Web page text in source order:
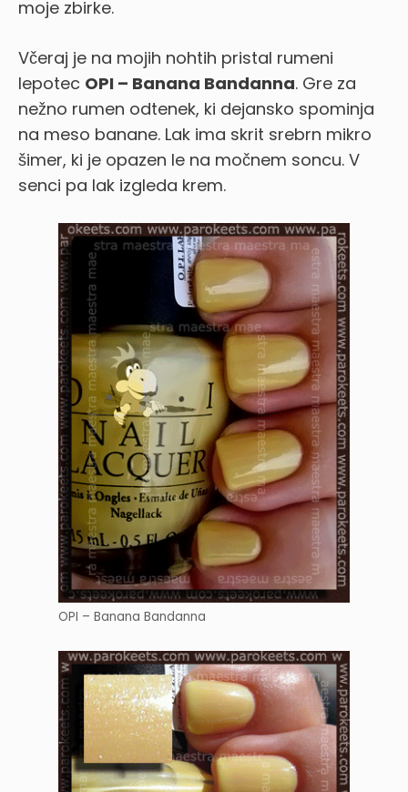
moje zbirke.
Včeraj je na mojih nohtih pristal rumeni
lepotec OPI – Banana Bandanna. Gre za
nežno rumen odtenek, ki dejansko spominja
na meso banane. Lak ima skrit srebrn mikro
šimer, ki je opazen le na močnem soncu. V
senci pa lak izgleda krem.
OPI – Banana Bandanna